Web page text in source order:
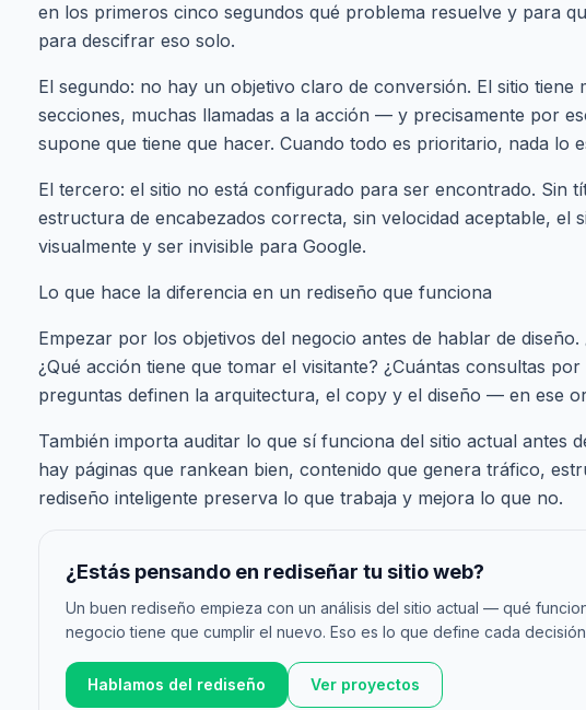
en los primeros cinco segundos qué problema resuelve y para
para descifrar eso solo.
El segundo: no hay un objetivo claro de conversión. El sitio tiene
secciones, muchas llamadas a la acción — y precisamente por
supone que tiene que hacer. Cuando todo es prioritario, nada lo
El tercero: el sitio no está configurado para ser encontrado. Sin
estructura de encabezados correcta, sin velocidad aceptable, el
visualmente y ser invisible para Google.
Lo que hace la diferencia en un rediseño que funciona
Empezar por los objetivos del negocio antes de hablar de
¿Qué acción tiene que tomar el visitante? ¿Cuántas consultas
preguntas definen la arquitectura, el copy y el diseño — en ese
También importa auditar lo que sí funciona del sitio actual antes
hay páginas que rankean bien, contenido que genera tráfico,
rediseño inteligente preserva lo que trabaja y mejora lo que no.
¿Estás pensando en rediseñar tu sitio web?
Un buen rediseño empieza con un análisis del sitio actual — qué
negocio tiene que cumplir el nuevo. Eso es lo que define cada
Hablamos del rediseño Ver proyectos